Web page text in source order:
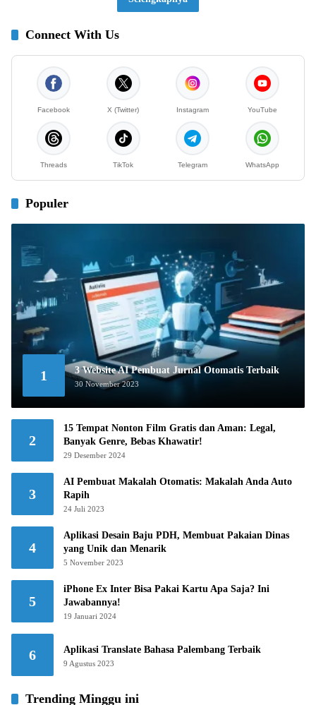
Connect With Us
Facebook X (Twitter) Instagram YouTube
Threads TikTok Telegram WhatsApp
Populer
1 3 Website AI Pembuat Jurnal Otomatis Terbaik
30 November 2023
2
15 Tempat Nonton Film Gratis dan Aman: Legal,
Banyak Genre, Bebas Khawatir!
29 Desember 2024
3
AI Pembuat Makalah Otomatis: Makalah Anda Auto
Rapih
24 Juli 2023
4
Aplikasi Desain Baju PDH, Membuat Pakaian Dinas
yang Unik dan Menarik
5 November 2023
5
iPhone Ex Inter Bisa Pakai Kartu Apa Saja? Ini
Jawabannya!
19 Januari 2024
6 Aplikasi Translate Bahasa Palembang Terbaik
9 Agustus 2023
Trending Minggu ini